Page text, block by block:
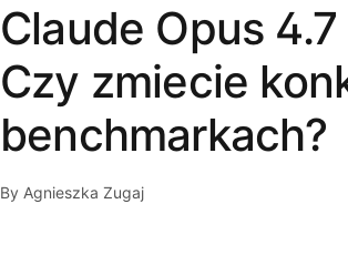
Claude Opus
Czy zmiecie
benchmarkach?
By Agnieszka Zugaj